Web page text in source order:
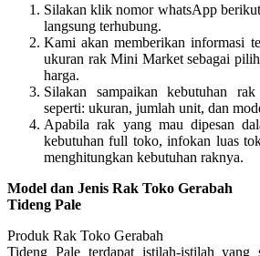
Silakan klik nomor whatsApp
langsung terhubung.
Kami akan memberikan informasi
ukuran rak Mini Market sebagai
harga.
Silakan sampaikan kebutuhan
seperti: ukuran, jumlah unit, dan
Apabila rak yang mau dipesan
kebutuhan full toko, infokan luas
menghitungkan kebutuhan raknya.
Model dan Jenis Rak Toko Gerabah
Tideng Pale
Produk Rak Toko Gerabah
Tideng Pale terdapat istilah-istilah yang